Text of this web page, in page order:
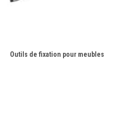
Outils de fixation pour meubles